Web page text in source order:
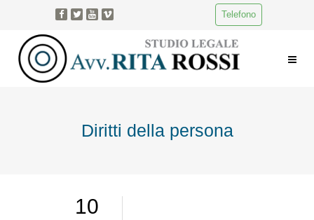
Telefono
Diritti della persona
10